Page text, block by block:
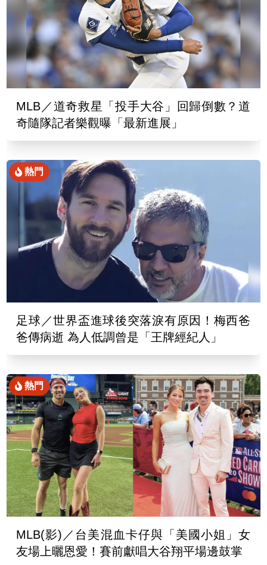
MLB／道奇救星「投手大谷」回歸倒數？道
奇隨隊記者樂觀曝「最新進展」
熱門
足球／世界盃進球後突落淚有原因！梅西爸
爸傳病逝 為人低調曾是「王牌經紀人」
熱門
MLB(影)／台美混血卡仔與「美國小姐」女
友場上曬恩愛！賽前獻唱大谷翔平場邊鼓掌